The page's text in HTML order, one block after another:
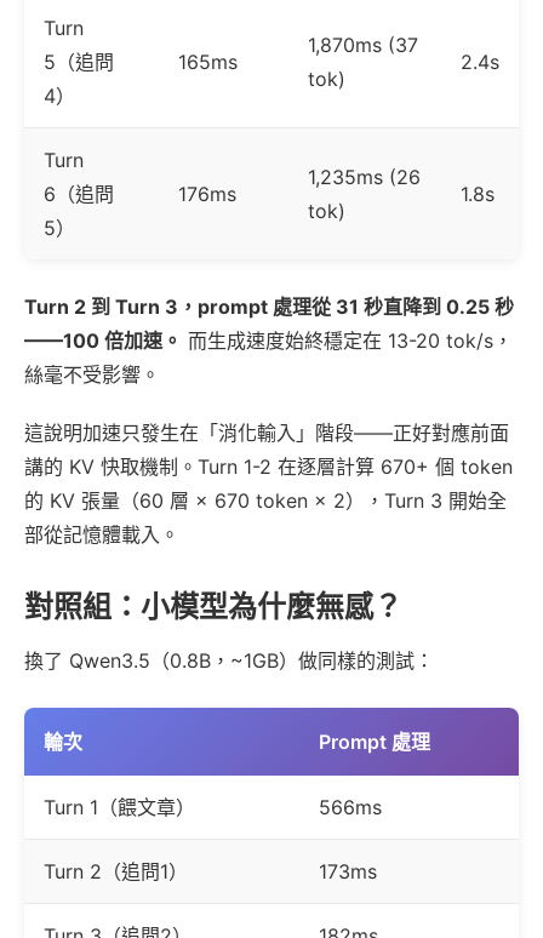
Turn
5（追問
4）
165ms
1,870ms (37
tok)
2.4s
Turn
6（追問
5）
176ms
1,235ms (26
tok)
1.8s
Turn 2 到 Turn 3，prompt 處理從 31 秒直降到 0.25 秒
——100 倍加速。 而生成速度始終穩定在 13-20 tok/s，
絲毫不受影響。
這說明加速只發生在「消化輸入」階段——正好對應前面
講的 KV 快取機制。Turn 1-2 在逐層計算 670+ 個 token
的 KV 張量（60 層 × 670 token × 2），Turn 3 開始全
部從記憶體載入。
對照組：小模型為什麼無感？
換了 Qwen3.5（0.8B，~1GB）做同樣的測試：
輪次 Prompt 處理
Turn 1（餵文章） 566ms
Turn 2（追問1） 173ms